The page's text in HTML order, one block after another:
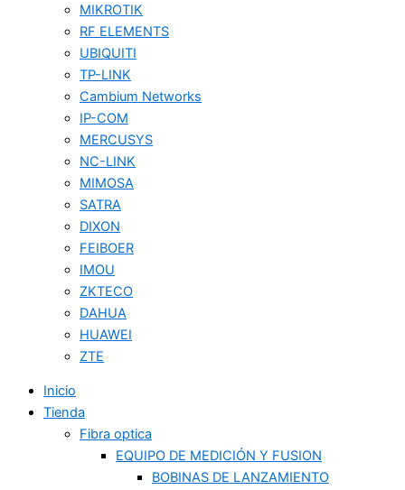
MIKROTIK
RF ELEMENTS
UBIQUITI
TP-LINK
Cambium Networks
IP-COM
MERCUSYS
NC-LINK
MIMOSA
SATRA
DIXON
FEIBOER
IMOU
ZKTECO
DAHUA
HUAWEI
ZTE
Inicio
Tienda
Fibra optica
EQUIPO DE MEDICIÓN Y FUSION
BOBINAS DE LANZAMIENTO